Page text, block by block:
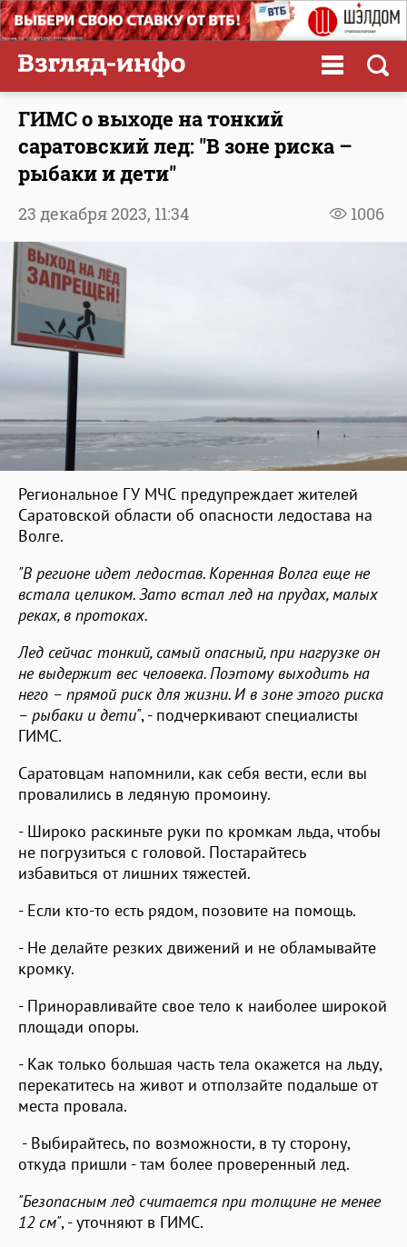
ГИМС о выходе на тонкий
саратовский лед: "В зоне риска –
рыбаки и дети"
1006
23 декабря 2023, 11:34
Региональное ГУ МЧС предупреждает жителей
Саратовской области об опасности ледостава на
Волге.
"В регионе идет ледостав. Коренная Волга еще не
встала целиком. Зато встал лед на прудах, малых
реках, в протоках.
Лед сейчас тонкий, самый опасный, при нагрузке он
не выдержит вес человека. Поэтому выходить на
него – прямой риск для жизни. И в зоне этого риска
– рыбаки и дети", - подчеркивают специалисты
ГИМС.
Саратовцам напомнили, как себя вести, если вы
провалились в ледяную промоину.
- Широко раскиньте руки по кромкам льда, чтобы
не погрузиться с головой. Постарайтесь
избавиться от лишних тяжестей.
- Если кто-то есть рядом, позовите на помощь.
- Не делайте резких движений и не обламывайте
кромку.
- Приноравливайте свое тело к наиболее широкой
площади опоры.
- Как только большая часть тела окажется на льду,
перекатитесь на живот и отползайте подальше от
места провала.
- Выбирайтесь, по возможности, в ту сторону,
откуда пришли - там более проверенный лед.
"Безопасным лед считается при толщине не менее
12 см", - уточняют в ГИМС.